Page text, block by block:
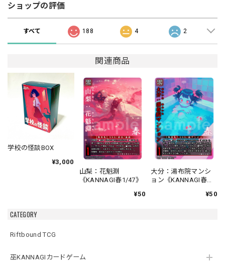
CATEGORY
Riftbound TCG
巫KANNAGIカードゲーム
ショップの評価
すべて 188 4 2
関連商品
学校の怪談BOX
¥3,000
山梨：花魁淵
《KANNAGI春1/47》
¥50
大分：湯布院マンシ
ョン《KANNAGI春
¥50